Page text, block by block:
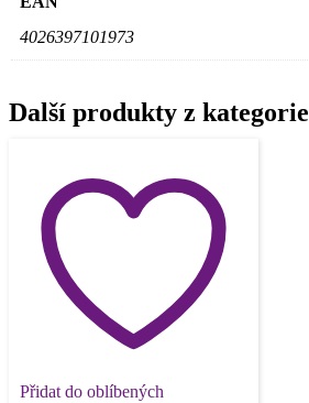
4026397101973
Další produkty z kategorie
Přidat do oblíbených